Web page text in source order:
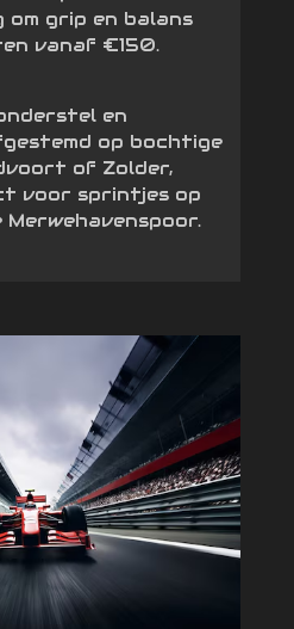
grip en balans
vanaf €150.
en
op bochtige
of Zolder,
voor sprintjes op